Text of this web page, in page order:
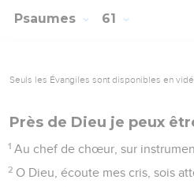
Psaumes 61
Seuls les Évangiles sont disponibles en
Près de Dieu je peux
1 Au chef de chœur, sur
2 O Dieu, écoute mes cris, sois